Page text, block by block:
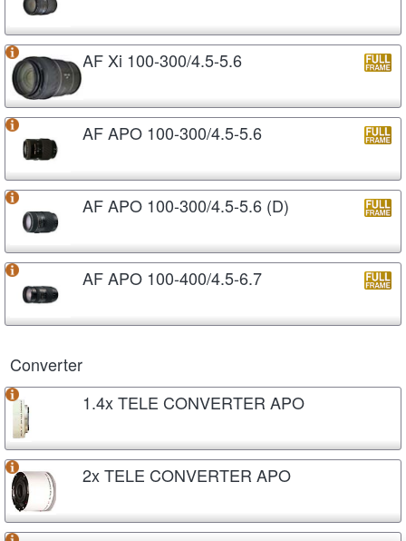
AF Xi 100-300/4.5-5.6
AF APO 100-300/4.5-5.6
AF APO 100-300/4.5-5.6 (D)
AF APO 100-400/4.5-6.7
Converter
1.4x TELE CONVERTER APO
2x TELE CONVERTER APO